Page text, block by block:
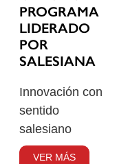
PROGRAMA
LIDERADO
POR
SALESIANA
Innovación con
sentido
salesiano
VER MÁS